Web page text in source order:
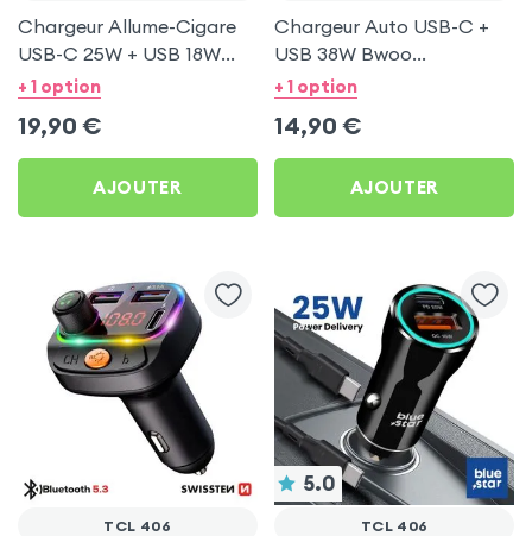
Chargeur Allume-Cigare
USB-C 25W + USB 18W
Bwoo pour TCL 406
+ 1 option
19,90 €
AJOUTER
Chargeur Auto USB-C +
USB 38W Bwoo
Transparent pour TCL
+ 1 option
14,90 €
AJOUTER
TCL 406
5.0
TCL 406